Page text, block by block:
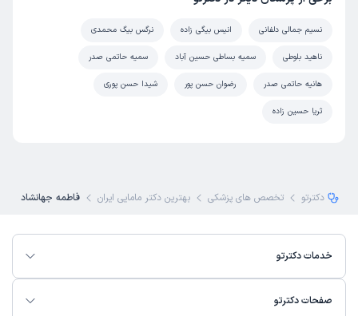
نسیم جمالی دلفانی انیس بیگی زاده نرگس بیگ محمدی
ناهید بلوطی سمیه بساطی حسین آباد سمیه حاتمی صدر
هانیه حاتمی صدر رضوان حسن پور شیدا حسن پوری
ثریا حسین زاده
دکترتو تخصص های پزشکی بهترین دکتر مامایی ایران فاطمه جهانشاد
خدمات دکترتو
صفحات دکترتو